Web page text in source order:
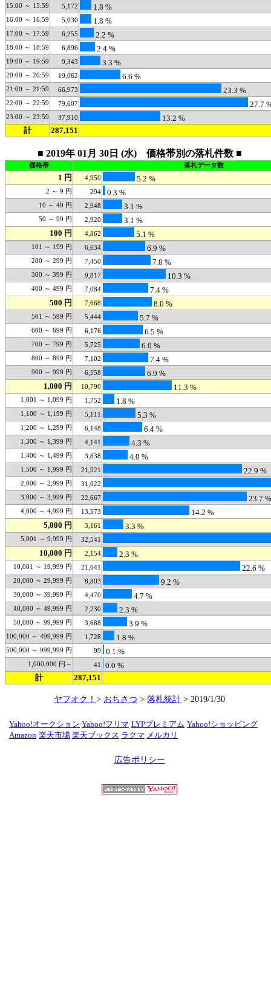
15:00 ～ 15:59 5,172 1.8 %
16:00 ～ 16:59 5,030 1.8 %
17:00 ～ 17:59 6,255 2.2 %
18:00 ～ 18:59 6,896 2.4 %
19:00 ～ 19:59 9,343 3.3 %
20:00 ～ 20:59 19,062 6.6 %
21:00 ～ 21:59 66,973 23.3 %
22:00 ～ 22:59 79,607 27.7
23:00 ～ 23:59 37,910
13.2 %
計
287,151
■ 2019年 01月 30日 (水) 価格帯別の落札件数 ■
価格帯 落札データ数
1 円 4,950 5.2 %
2 ～ 9 円 294 0.3 %
10 ～ 49 円 2,948 3.1 %
50 ～ 99 円 2,920
3.1 %
100 円
4,862 5.1 %
101 ～ 199 円 6,634 6.9 %
200 ～ 299 円 7,450 7.8 %
300 ～ 399 円 9,817 10.3 %
400 ～ 499 円 7,084
7.4 %
500 円
7,668 8.0 %
501 ～ 599 円 5,444 5.7 %
600 ～ 699 円 6,176 6.5 %
700 ～ 799 円 5,725 6.0 %
800 ～ 899 円 7,102 7.4 %
900 ～ 999 円 6,558
6.9 %
1,000 円
10,790 11.3 %
1,001 ～ 1,099 円 1,752 1.8 %
1,100 ～ 1,199 円 5,111 5.3 %
1,200 ～ 1,299 円 6,148 6.4 %
1,300 ～ 1,399 円 4,141 4.3 %
1,400 ～ 1,499 円 3,838 4.0 %
1,500 ～ 1,999 円 21,921 22.9 %
2,000 ～ 2,999 円
31,022
3,000 ～ 3,999 円
22,667 23.7 %
4,000 ～ 4,999 円 13,573
14.2 %
5,000 円
3,161 3.3 %
5,001 ～ 9,999 円 32,541
10,000 円 2,154 2.3 %
10,001 ～ 19,999 円 21,641 22.6 %
20,000 ～ 29,999 円 8,803 9.2 %
30,000 ～ 39,999 円 4,470 4.7 %
40,000 ～ 49,999 円 2,230 2.3 %
50,000 ～ 99,999 円 3,688 3.9 %
100,000 ～ 499,999 円 1,728 1.8 %
500,000 ～ 999,999 円 99 0.1 %
1,000,000 円～ 41
0.0 %
計
287,151
ヤフオク！ > おちさつ > 落札統計 > 2019/1/30
Yahoo!オークション Yahoo!フリマ LYPプレミアム Yahoo!ショッピング
Amazon 楽天市場 楽天ブックス ラクマ メルカリ
広告ポリシー